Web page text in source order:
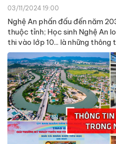
03/11/2024 19:00
Nghệ An phấn đấu đến năm
thuộc tỉnh; Học sinh Nghệ An
thi vào lớp 10... là những thông